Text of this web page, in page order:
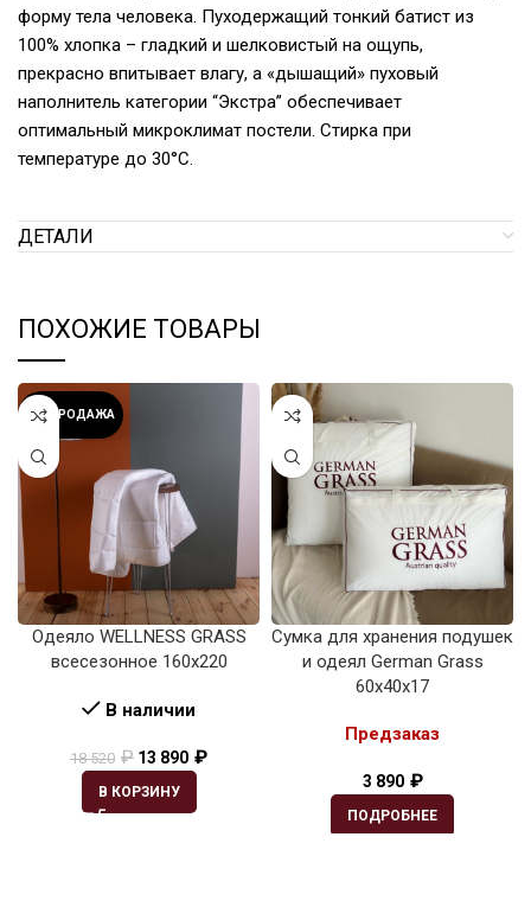
форму тела человека. Пуходержащий тонкий батист из
100% хлопка – гладкий и шелковистый на ощупь,
прекрасно впитывает влагу, а «дышащий» пуховый
наполнитель категории “Экстра” обеспечивает
оптимальный микроклимат постели. Стирка при
температуре до 30°С.
ДЕТАЛИ
ПОХОЖИЕ ТОВАРЫ
РАСПРОДАЖА
Одеяло WELLNESS GRASS
всесезонное 160х220
В наличии
18 520 ₽ 13 890 ₽
В КОРЗИНУ
Сумка для хранения подушек
и одеял German Grass
60х40х17
Предзаказ
3 890 ₽
ПОДРОБНЕЕ